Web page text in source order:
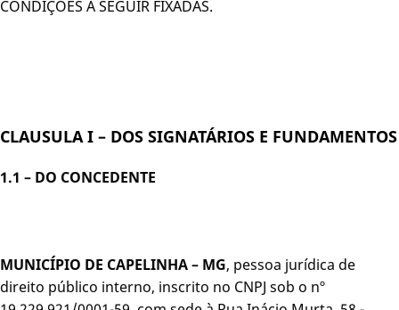
CONDIÇÕES A SEGUIR FIXADAS.
CLAUSULA I – DOS SIGNATÁRIOS E FUNDAMENTOS
1.1 – DO CONCEDENTE
MUNICÍPIO DE CAPELINHA – MG, pessoa jurídica de
direito público interno, inscrito no CNPJ sob o nº